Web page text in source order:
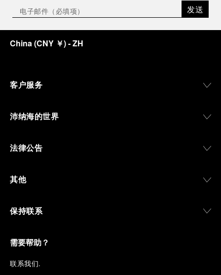
发送
China(CNY ￥)- ZH
客户服务
沛纳海的世界
法律公告
其他
保持联系
需要帮助？
联系我们.